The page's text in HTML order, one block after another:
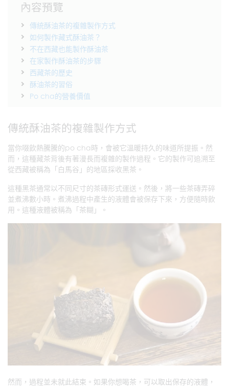
內容預覽
傳統酥油茶的複雜製作方式
如何製作藏式酥油茶？
不在西藏也能製作酥油茶
在家製作酥油茶的步驟
西藏茶的歷史
酥油茶的習俗
Po cha的營養價值
傳統酥油茶的複雜製作方式
當你啜飲熱騰騰的po cha時，會被它溫暖持久的味道所提振。然
而，這種藏茶背後有著漫長而複雜的製作過程。它的製作可追溯至
從西藏被稱為「白馬谷」的地區採收黑茶。
這種黑茶通常以不同尺寸的茶磚形式運送。然後，將一些茶磚弄碎
並煮沸數小時。煮沸過程中產生的液體會被保存下來，方便隨時飲
用。這種液體被稱為「茶糊」。
然而，過程並未就此結束。如果你想喝茶，可以取出保存的液體，